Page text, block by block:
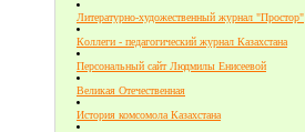
Литературно-художественный журнал "Простор"
Коллеги - педагогический журнал Казахстана
Персональный сайт Людмилы Енисеевой
Великая Отечественная
История комсомола Казахстана